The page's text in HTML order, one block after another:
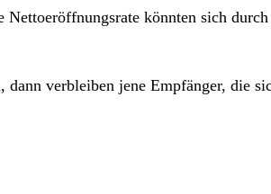
könnten sich
verbleiben jene Empfänger, die